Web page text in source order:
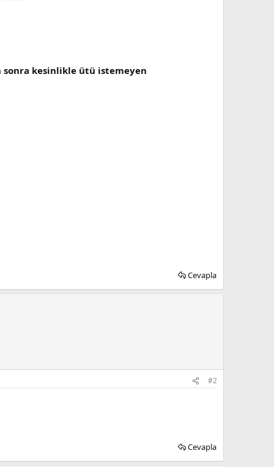
kesinlikle ütü istemeyen
Cevapla
#2
Cevapla